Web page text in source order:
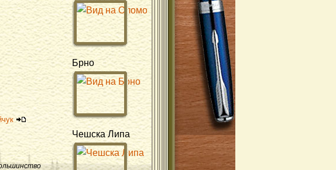
Брно
Чешска Липа